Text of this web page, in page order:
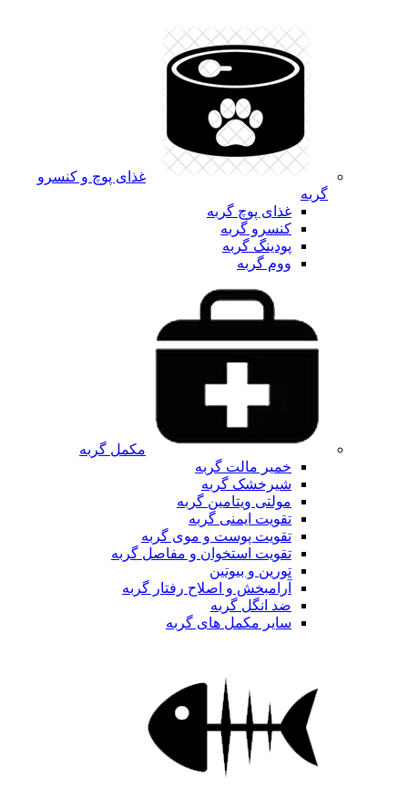
غذای پوچ و کنسرو
گربه
غذای پوچ گربه
کنسرو گربه
پودینگ گربه
ووم گربه
مکمل گربه
خمیر مالت گربه
شیرخشک گربه
مولتی ویتامین گربه
تقویت ایمنی گربه
تقویت پوست و موی گربه
تقویت استخوان و مفاصل گربه
تورین و بیوتین
آرامبخش و اصلاح رفتار گربه
ضد انگل گربه
سایر مکمل های گربه